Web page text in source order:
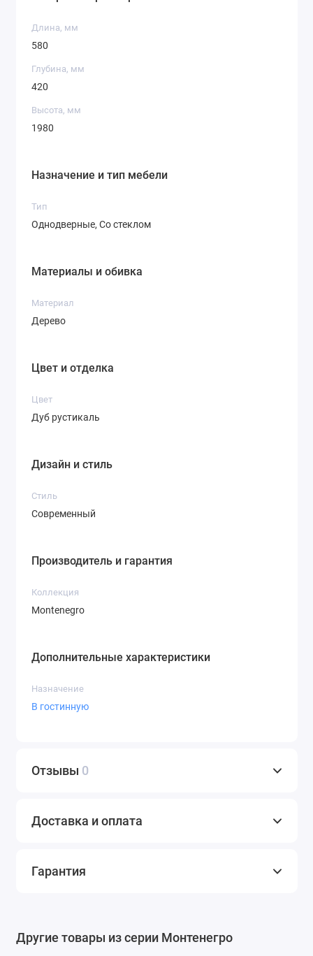
Открытие влево или вправо — максимальная
Montenegro
Длина, мм
580
Глубина, мм
420
Высота, мм
1980
Назначение и тип мебели
Тип
Однодверные, Со стеклом
Материалы и обивка
Материал
Дерево
Цвет и отделка
Цвет
Дуб рустикаль
Дизайн и стиль
Стиль
Современный
Производитель и гарантия
Коллекция
Montenegro
Дополнительные характеристики
Назначение
В гостинную
Отзывы 0
Доставка и оплата
Гарантия
Другие товары из серии Монтенегро